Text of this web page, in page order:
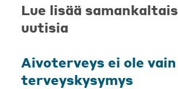
Lue lisää
uutisia
Aivoterveys ei ole vain
terveyskysymys